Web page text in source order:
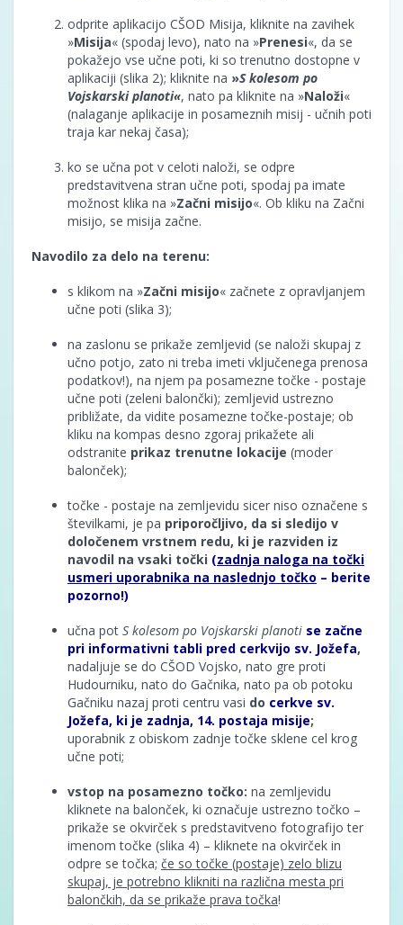
odprite aplikacijo CŠOD Misija, kliknite na zavihek
»Misija« (spodaj levo), nato na »Prenesi«, da se
pokažejo vse učne poti, ki so trenutno dostopne v
aplikaciji (slika 2); kliknite na »S kolesom po
Vojskarski planoti«, nato pa kliknite na »Naloži«
(nalaganje aplikacije in posameznih misij - učnih poti
traja kar nekaj časa);
ko se učna pot v celoti naloži, se odpre
predstavitvena stran učne poti, spodaj pa imate
možnost klika na »Začni misijo«. Ob kliku na Začni
misijo, se misija začne.
Navodilo za delo na terenu:
s klikom na »Začni misijo« začnete z opravljanjem
učne poti (slika 3);
na zaslonu se prikaže zemljevid (se naloži skupaj z
učno potjo, zato ni treba imeti vključenega prenosa
podatkov!), na njem pa posamezne točke - postaje
učne poti (zeleni balončki); zemljevid ustrezno
približate, da vidite posamezne točke-postaje; ob
kliku na kompas desno zgoraj prikažete ali
odstranite prikaz trenutne lokacije (moder
balonček);
točke - postaje na zemljevidu sicer niso označene s
številkami, je pa priporočljivo, da si sledijo v
določenem vrstnem redu, ki je razviden iz
navodil na vsaki točki (zadnja naloga na točki
usmeri uporabnika na naslednjo točko – berite
pozorno!)
učna pot S kolesom po Vojskarski planoti se začne
pri informativni tabli pred cerkvijo sv. Jožefa,
nadaljuje se do CŠOD Vojsko, nato gre proti
Hudourniku, nato do Gačnika, nato pa ob potoku
Gačniku nazaj proti centru vasi do cerkve sv.
Jožefa, ki je zadnja, 14. postaja misije;
uporabnik z obiskom zadnje točke sklene cel krog
učne poti;
vstop na posamezno točko: na zemljevidu
kliknete na balonček, ki označuje ustrezno točko –
prikaže se okvirček s predstavitveno fotografijo ter
imenom točke (slika 4) – kliknete na okvirček in
odpre se točka; če so točke (postaje) zelo blizu
skupaj, je potrebno klikniti na različna mesta pri
balončkih, da se prikaže prava točka!